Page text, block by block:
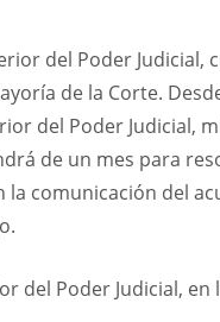
del Poder Judicial,
de la Corte.
del Poder Judicial,
de un mes para
comunicación del
del Poder Judicial,